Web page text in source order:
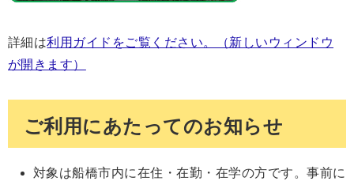
詳細は利用ガイドをご覧ください。（新しいウィンドウ
が開きます）
ご利用にあたってのお知らせ
対象は船橋市内に在住・在勤・在学の方です。事前に